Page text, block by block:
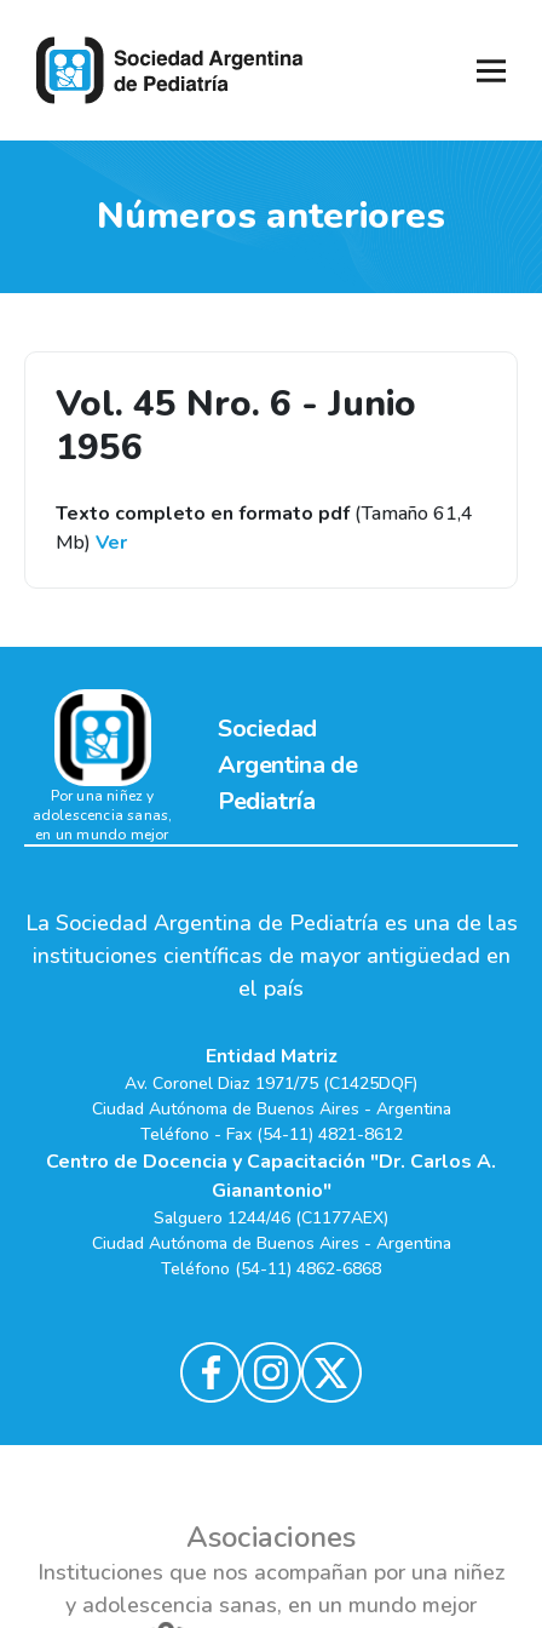
Números anteriores
Vol. 45 Nro. 6 - Junio
1956
Texto completo en formato pdf(Tamaño 61,4
Mb) Ver
Sociedad
Argentina de
Pediatría
Por una niñez y
adolescencia sanas,
en un mundo mejor
La Sociedad Argentina de Pediatría es una de las
instituciones científicas de mayor antigüedad en
el país
Entidad Matriz
Av. Coronel Diaz 1971/75 (C1425DQF)
Ciudad Autónoma de Buenos Aires - Argentina
Teléfono - Fax (54-11) 4821-8612
Centro de Docencia y Capacitación "Dr. Carlos A.
Gianantonio"
Salguero 1244/46 (C1177AEX)
Ciudad Autónoma de Buenos Aires - Argentina
Teléfono (54-11) 4862-6868
Asociaciones
Instituciones que nos acompañan por una niñez
y adolescencia sanas, en un mundo mejor